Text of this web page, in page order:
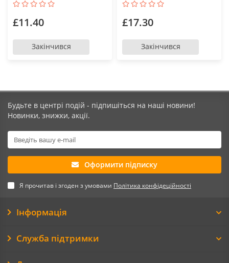
£11.40
Закінчився
£17.30
Закінчився
Будьте в центрі подій - підпишіться на наші новини!
Новинки, знижки, акції.
Оформити підписку
Я прочитав і згоден з умовами Політика конфідеційності
Інформація
Служба підтримки